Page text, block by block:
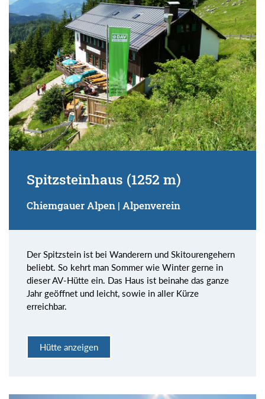
Spitzsteinhaus (1252 m)
Chiemgauer Alpen | Alpenverein
Der Spitzstein ist bei Wanderern und Skitourengehern
beliebt. So kehrt man Sommer wie Winter gerne in
dieser AV-Hütte ein. Das Haus ist beinahe das ganze
Jahr geöffnet und leicht, sowie in aller Kürze
erreichbar.
Hütte anzeigen